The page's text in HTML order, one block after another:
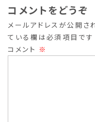
コメントをどうぞ
メールアドレスが公開さ
ている欄は必須項目です
コメント ※